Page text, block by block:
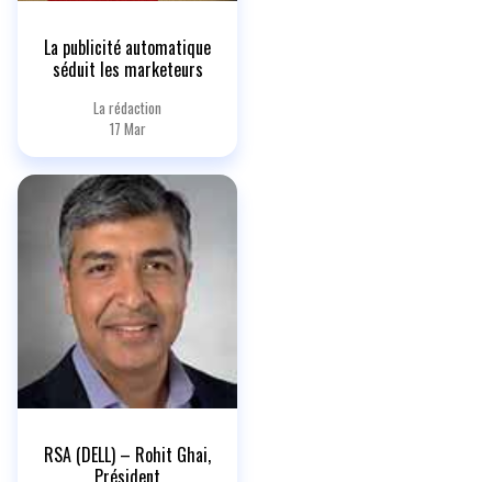
La publicité automatique
séduit les marketeurs
La rédaction
17 Mar
RSA (DELL) – Rohit Ghai,
Président